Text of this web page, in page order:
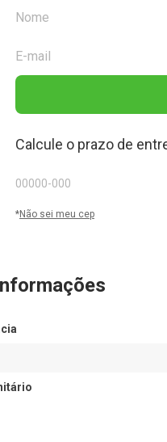
Calcule o prazo de
*Não sei meu cep